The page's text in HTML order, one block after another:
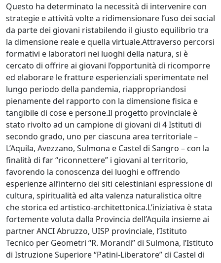
Questo ha determinato la necessità di intervenire con
strategie e attività volte a ridimensionare l’uso dei social
da parte dei giovani ristabilendo il giusto equilibrio tra
la dimensione reale e quella virtuale.Attraverso percorsi
formativi e laboratori nei luoghi della natura, si è
cercato di offrire ai giovani l’opportunità di ricomporre
ed elaborare le fratture esperienziali sperimentate nel
lungo periodo della pandemia, riappropriandosi
pienamente del rapporto con la dimensione fisica e
tangibile di cose e persone.Il progetto provinciale è
stato rivolto ad un campione di giovani di 4 Istituti di
secondo grado, uno per ciascuna area territoriale –
L’Aquila, Avezzano, Sulmona e Castel di Sangro – con la
finalità di far “riconnettere” i giovani al territorio,
favorendo la conoscenza dei luoghi e offrendo
esperienze all’interno dei siti celestiniani espressione di
cultura, spiritualità ed alta valenza naturalistica oltre
che storica ed artistico-architettonica.L’iniziativa è stata
fortemente voluta dalla Provincia dell’Aquila insieme ai
partner ANCI Abruzzo, UISP provinciale, l’Istituto
Tecnico per Geometri “R. Morandi” di Sulmona, l’Istituto
di Istruzione Superiore “Patini-Liberatore” di Castel di